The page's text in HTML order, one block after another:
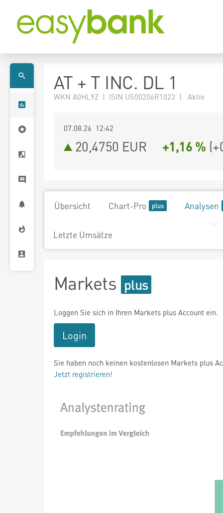
AT + T INC. DL 1
WKN A0HL9Z | ISIN US00206R1023 | Aktie
07.08.26 12:42
20,4750 EUR +1,16 % (
Übersicht Chart-Pro Analysen
Letzte Umsätze
Markets
Loggen Sie sich in Ihren Markets plus Account ein.
Login
Sie haben noch keinen kostenlosen Markets plus
Jetzt registrieren!